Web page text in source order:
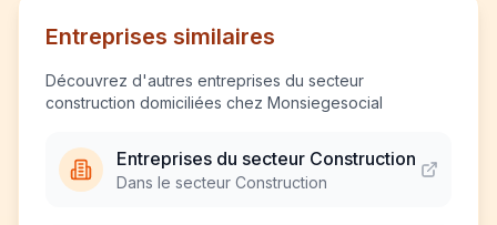
Entreprises similaires
Découvrez d'autres entreprises du secteur
construction domiciliées chez Monsiegesocial
Entreprises du secteur Construction
Dans le secteur Construction